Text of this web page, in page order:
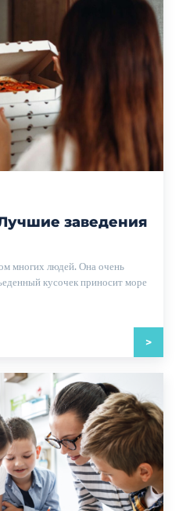
заведения
многих людей. Она очень
кусочек приносит море
>